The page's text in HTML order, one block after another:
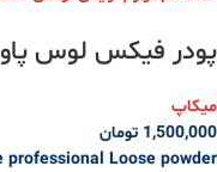
پودر فیکس لوس
میکاپ
1,500,000 تومان
professional Loose powder